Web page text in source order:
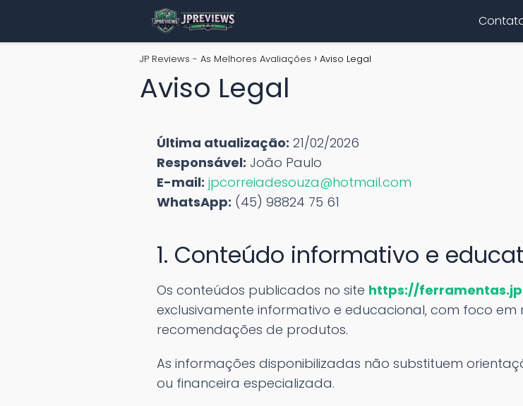
JP Reviews - As Melhores Avaliações Aviso Legal
Aviso Legal
Última atualização: 21/02/2026
Responsável: João Paulo
E-mail: jpcorreiadesouza@hotmail.com
WhatsApp: (45) 98824 75 61
1. Conteúdo informativo e
Os conteúdos publicados no site https://
exclusivamente informativo e educacional, com foco em
recomendações de produtos.
As informações disponibilizadas não substituem
ou financeira especializada.